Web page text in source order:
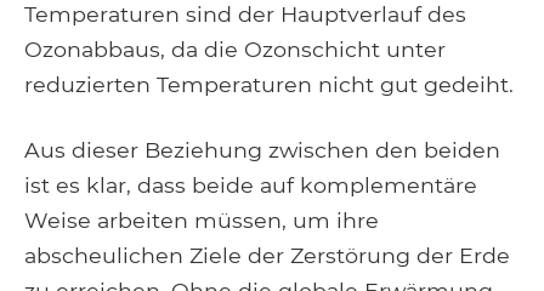
Temperaturen sind der Hauptverlauf des
Ozonabbaus, da die Ozonschicht unter
reduzierten Temperaturen nicht gut gedeiht.
Aus dieser Beziehung zwischen den beiden
ist es klar, dass beide auf komplementäre
Weise arbeiten müssen, um ihre
abscheulichen Ziele der Zerstörung der Erde